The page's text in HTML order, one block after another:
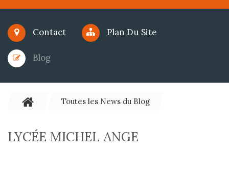
Contact Plan Du Site
Blog
Toutes les News du Blog
LYCÉE MICHEL ANGE